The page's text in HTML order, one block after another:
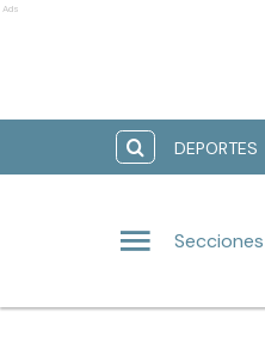
Ads
DEPORTES
Secciones